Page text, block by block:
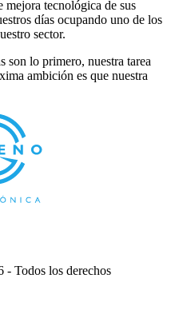
mejora tecnológica de sus
días ocupando uno de los
sector.
son lo primero, nuestra tarea
ambición es que nuestra
Todos los derechos